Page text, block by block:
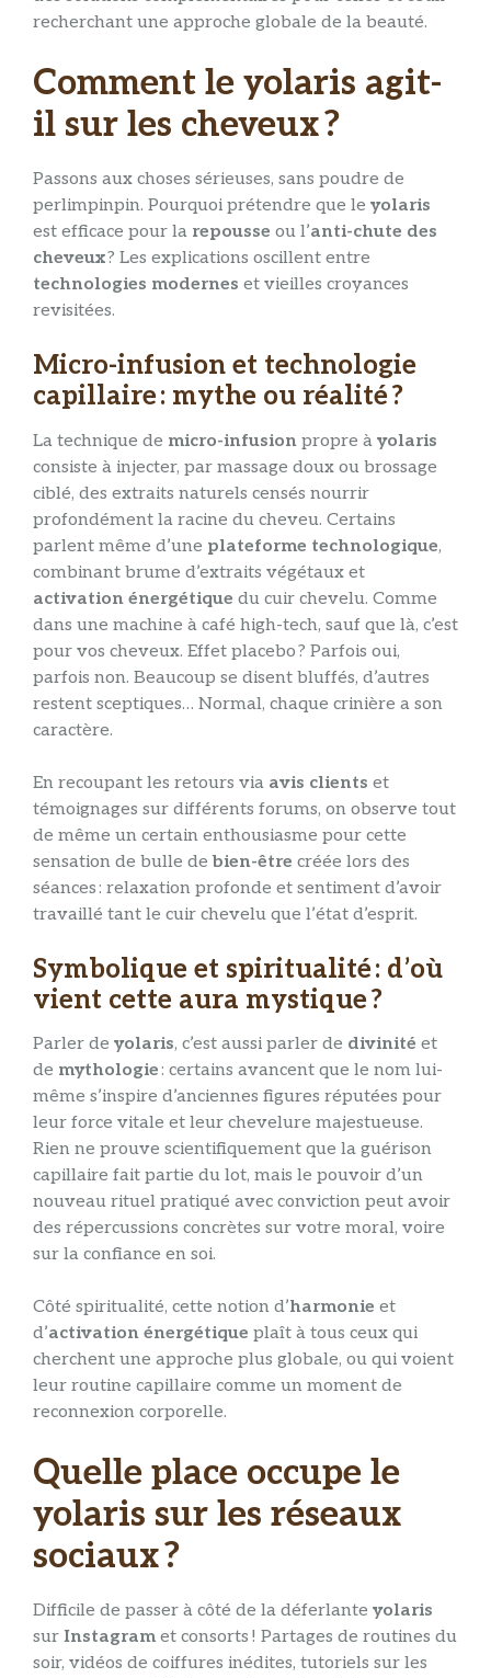
recherchant une approche globale de la beauté.
Comment le yolaris agit-
il sur les cheveux ?
Passons aux choses sérieuses, sans poudre de
perlimpinpin. Pourquoi prétendre que le yolaris
est efficace pour la repousse ou l’anti-chute des
cheveux? Les explications oscillent entre
technologies modernes et vieilles croyances
revisitées.
Micro-infusion et technologie
capillaire : mythe ou réalité ?
La technique de micro-infusion propre à yolaris
consiste à injecter, par massage doux ou brossage
ciblé, des extraits naturels censés nourrir
profondément la racine du cheveu. Certains
parlent même d’une plateforme technologique,
combinant brume d’extraits végétaux et
activation énergétique du cuir chevelu. Comme
dans une machine à café high-tech, sauf que là, c’est
pour vos cheveux. Effet placebo ? Parfois oui,
parfois non. Beaucoup se disent bluffés, d’autres
restent sceptiques… Normal, chaque crinière a son
caractère.
En recoupant les retours via avis clients et
témoignages sur différents forums, on observe tout
de même un certain enthousiasme pour cette
sensation de bulle debien-être créée lors des
séances : relaxation profonde et sentiment d’avoir
travaillé tant le cuir chevelu que l’état d’esprit.
Symbolique et spiritualité : d’où
vient cette aura mystique ?
Parler de yolaris, c’est aussi parler de divinité et
de mythologie : certains avancent que le nom lui-
même s’inspire d’anciennes figures réputées pour
leur force vitale et leur chevelure majestueuse.
Rien ne prouve scientifiquement que la guérison
capillaire fait partie du lot, mais le pouvoir d’un
nouveau rituel pratiqué avec conviction peut avoir
des répercussions concrètes sur votre moral, voire
sur la confiance en soi.
Côté spiritualité, cette notion d’harmonie et
d’activation énergétique plaît à tous ceux qui
cherchent une approche plus globale, ou qui voient
leur routine capillaire comme un moment de
reconnexion corporelle.
Quelle place occupe le
yolaris sur les réseaux
sociaux ?
Difficile de passer à côté de la déferlante yolaris
sur Instagramet consorts ! Partages de routines du
soir, vidéos de coiffures inédites, tutoriels sur les